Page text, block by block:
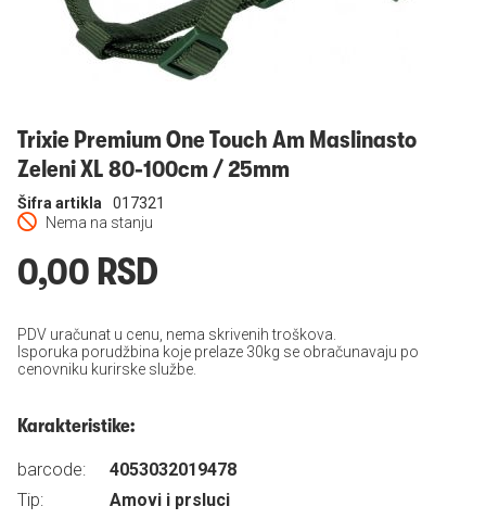
Trixie Premium One Touch Am Maslinasto
Zeleni XL 80-100cm / 25mm
Nema na stanju
Šifra artikla 017321
0,00 RSD
PDV uračunat u cenu, nema skrivenih troškova.
Isporuka porudžbina koje prelaze 30kg se obračunavaju po
cenovniku kurirske službe.
Karakteristike:
barcode:
4053032019478
Tip:
Amovi i prsluci